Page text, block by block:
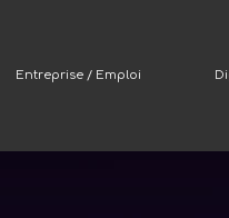
Entreprise / Emploi